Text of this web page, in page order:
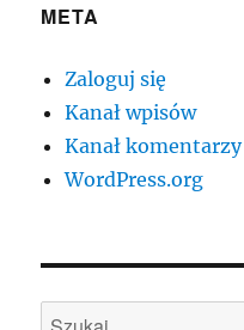
META
Zaloguj się
Kanał wpisów
Kanał komentarzy
WordPress.org
Szukaj: